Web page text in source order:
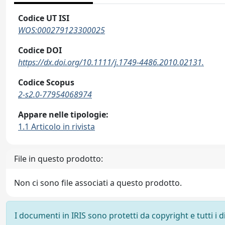
Codice UT ISI
WOS:000279123300025
Codice DOI
https://dx.doi.org/10.1111/j.1749-4486.2010.02131.
Codice Scopus
2-s2.0-77954068974
Appare nelle tipologie:
1.1 Articolo in rivista
File in questo prodotto:
Non ci sono file associati a questo prodotto.
I documenti in IRIS sono protetti da copyright e tutti i